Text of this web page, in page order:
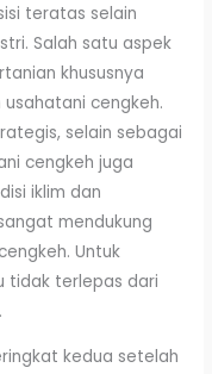
teratas selain
Salah satu aspek
khususnya
cengkeh.
selain sebagai
cengkeh juga
iklim dan
mendukung
Untuk
tidak terlepas dari
kedua setelah